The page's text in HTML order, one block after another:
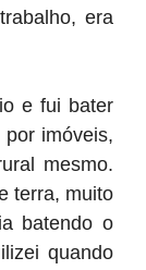
era
e fui bater
imóveis,
mesmo.
terra, muito
batendo o
quando